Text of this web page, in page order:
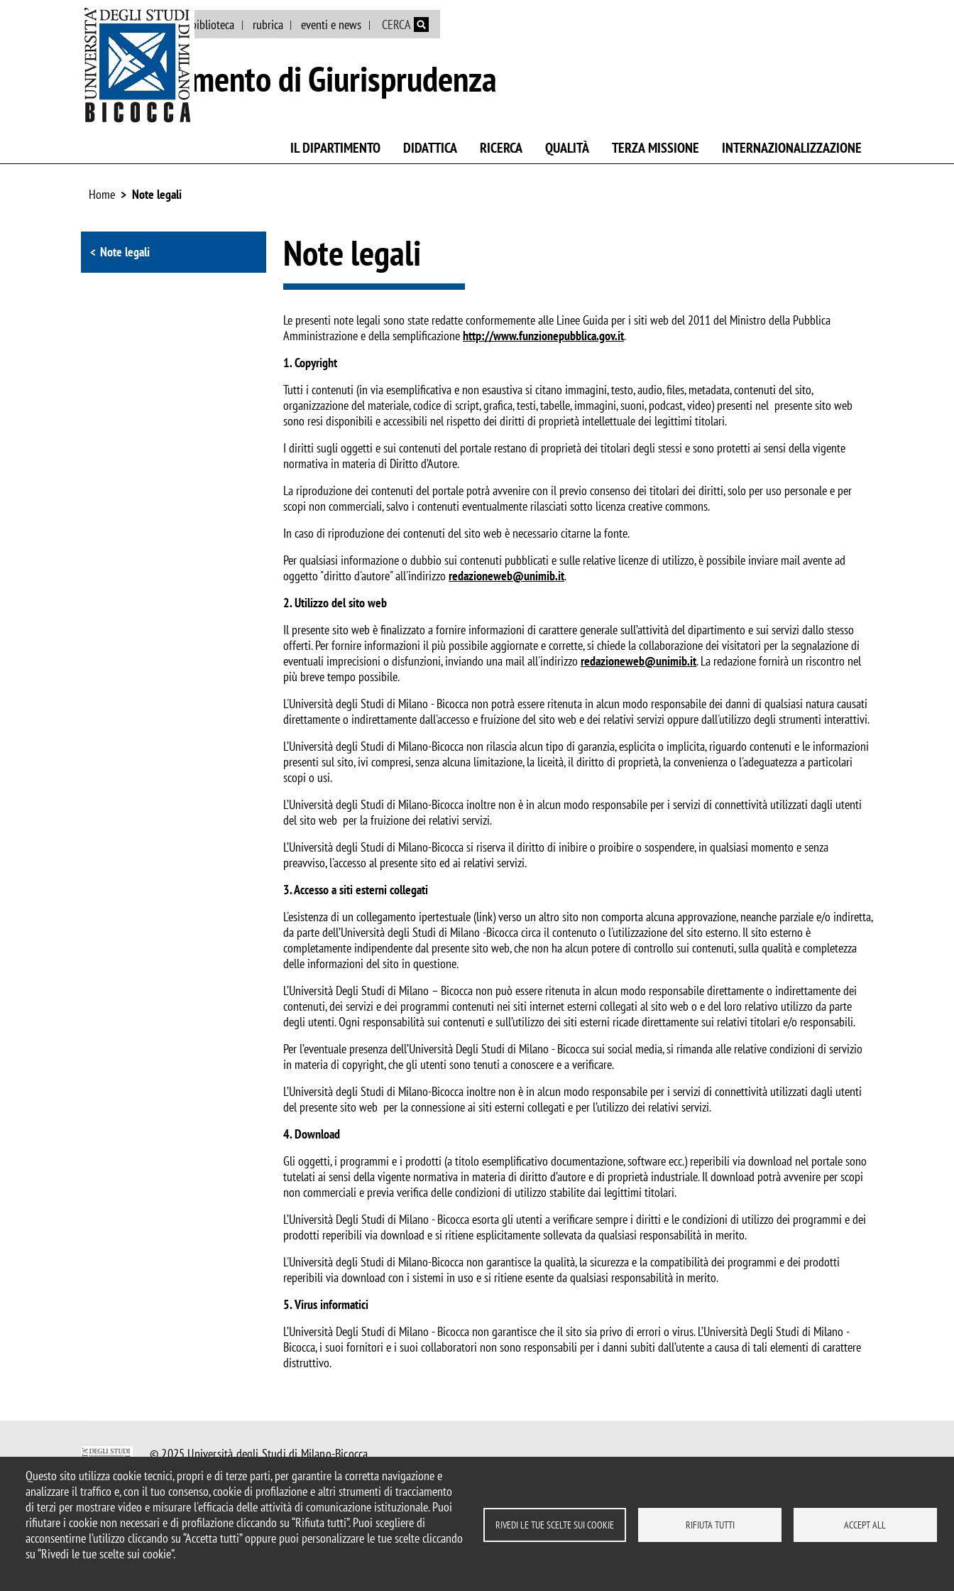
Questo sito utilizza cookie tecnici, propri e di terze parti, per garantire la corretta navigazione e
analizzare il traffico e, con il tuo consenso, cookie di profilazione e altri strumenti di tracciamento
di terzi per mostrare video e misurare l'efficacia delle attività di comunicazione istituzionale. Puoi
rifiutare i cookie non necessari e di profilazione cliccando su “Rifiuta tutti”. Puoi scegliere di
acconsentirne l’utilizzo cliccando su “Accetta tutti” oppure puoi personalizzare le tue scelte cliccando
su “Rivedi le tue scelte sui cookie”.
RIVEDI LE TUE SCELTE SUI COOKIE RIFIUTA TUTTI ACCEPT ALL
ateneo persone biblioteca rubrica eventi e news CERCA
Dipartimento di Giurisprudenza
IL DIPARTIMENTO DIDATTICA RICERCA QUALITÀ TERZA MISSIONE INTERNAZIONALIZZAZIONE
Home Note legali
Browse the section
Note legali Note legali
Le presenti note legali sono state redatte conformemente alle Linee Guida per i siti web del 2011 del Ministro della Pubblica
Amministrazione e della semplificazionehttp://www.funzionepubblica.gov.it.
1. Copyright
Tutti i contenuti (in via esemplificativa e non esaustiva si citano immagini, testo, audio, files, metadata, contenuti del sito,
organizzazione del materiale, codice di script, grafica, testi, tabelle, immagini, suoni, podcast, video) presenti nel presente sito web
sono resi disponibili e accessibili nel rispetto dei diritti di proprietà intellettuale dei legittimi titolari.
I diritti sugli oggetti e sui contenuti del portale restano di proprietà dei titolari degli stessi e sono protetti ai sensi della vigente
normativa in materia di Diritto d’Autore.
La riproduzione dei contenuti del portale potrà avvenire con il previo consenso dei titolari dei diritti, solo per uso personale e per
scopi non commerciali, salvo i contenuti eventualmente rilasciati sotto licenza creative commons.
In caso di riproduzione dei contenuti del sito web è necessario citarne la fonte.
Per qualsiasi informazione o dubbio sui contenuti pubblicati e sulle relative licenze di utilizzo, è possibile inviare mail avente ad
oggetto "diritto d'autore" all'indirizzoredazioneweb@unimib.it.
2. Utilizzo del sito web
Il presente sito web è finalizzato a fornire informazioni di carattere generale sull’attività del dipartimento e sui servizi dallo stesso
offerti. Per fornire informazioni il più possibile aggiornate e corrette, si chiede la collaborazione dei visitatori per la segnalazione di
eventuali imprecisioni o disfunzioni, inviando una mail all'indirizzoredazioneweb@unimib.it. La redazione fornirà un riscontro nel
più breve tempo possibile.
L'Università degli Studi di Milano - Bicocca non potrà essere ritenuta in alcun modo responsabile dei danni di qualsiasi natura causati
direttamente o indirettamente dall'accesso e fruizione del sito web e dei relativi servizi oppure dall'utilizzo degli strumenti interattivi.
L’Università degli Studi di Milano-Bicocca non rilascia alcun tipo di garanzia, esplicita o implicita, riguardo contenuti e le informazioni
presenti sul sito, ivi compresi, senza alcuna limitazione, la liceità, il diritto di proprietà, la convenienza o l'adeguatezza a particolari
scopi o usi.
L’Università degli Studi di Milano-Bicocca inoltre non è in alcun modo responsabile per i servizi di connettività utilizzati dagli utenti
del sito web per la fruizione dei relativi servizi.
L’Università degli Studi di Milano-Bicocca si riserva il diritto di inibire o proibire o sospendere, in qualsiasi momento e senza
preavviso, l'accesso al presente sito ed ai relativi servizi.
3. Accesso a siti esterni collegati
L'esistenza di un collegamento ipertestuale (link) verso un altro sito non comporta alcuna approvazione, neanche parziale e/o indiretta,
da parte dell’Università degli Studi di Milano -Bicocca circa il contenuto o l'utilizzazione del sito esterno. Il sito esterno è
completamente indipendente dal presente sito web, che non ha alcun potere di controllo sui contenuti, sulla qualità e completezza
delle informazioni del sito in questione.
L’Università Degli Studi di Milano – Bicocca non può essere ritenuta in alcun modo responsabile direttamente o indirettamente dei
contenuti, dei servizi e dei programmi contenuti nei siti internet esterni collegati al sito web o e del loro relativo utilizzo da parte
degli utenti. Ogni responsabilità sui contenuti e sull’utilizzo dei siti esterni ricade direttamente sui relativi titolari e/o responsabili.
Per l’eventuale presenza dell’Università Degli Studi di Milano - Bicocca sui social media, si rimanda alle relative condizioni di servizio
in materia di copyright, che gli utenti sono tenuti a conoscere e a verificare.
L’Università degli Studi di Milano-Bicocca inoltre non è in alcun modo responsabile per i servizi di connettività utilizzati dagli utenti
del presente sito web per la connessione ai siti esterni collegati e per l’utilizzo dei relativi servizi.
4. Download
Gli oggetti, i programmi e i prodotti (a titolo esemplificativo documentazione, software ecc.) reperibili via download nel portale sono
tutelati ai sensi della vigente normativa in materia di diritto d’autore e di proprietà industriale. Il download potrà avvenire per scopi
non commerciali e previa verifica delle condizioni di utilizzo stabilite dai legittimi titolari.
L’Università Degli Studi di Milano - Bicocca esorta gli utenti a verificare sempre i diritti e le condizioni di utilizzo dei programmi e dei
prodotti reperibili via download e si ritiene esplicitamente sollevata da qualsiasi responsabilità in merito.
L'Università degli Studi di Milano-Bicocca non garantisce la qualità, la sicurezza e la compatibilità dei programmi e dei prodotti
reperibili via download con i sistemi in uso e si ritiene esente da qualsiasi responsabilità in merito.
5. Virus informatici
L’Università Degli Studi di Milano - Bicocca non garantisce che il sito sia privo di errori o virus. L’Università Degli Studi di Milano -
Bicocca, i suoi fornitori e i suoi collaboratori non sono responsabili per i danni subiti dall’utente a causa di tali elementi di carattere
distruttivo.
© 2025 Università degli Studi di Milano-Bicocca
Piazza dell'Ateneo Nuovo, 1 - 20126, Milano
Casella PEC:ateneo.bicocca@pec.unimib.it
P.I. 12621570154 |redazioneweb.giurisprudenza@unimib.it
Note legali Privacy e cookie policy Amministrazione trasparente Dichiarazione di accessibilità
Accessibilità Statistiche di accesso
DOVE SIAMO MAPPA DEL SITO CONTATTI